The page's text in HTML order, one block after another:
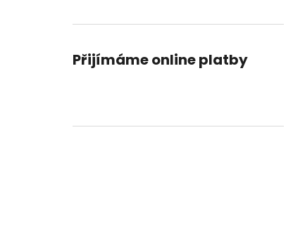
Přijímáme online platby